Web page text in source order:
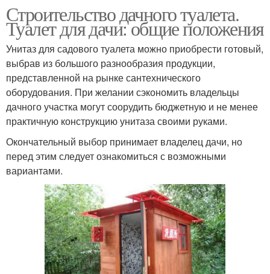
Туалет на даче Деревянный туалет
Туалет с выгребной
ямой
Строительство дачного туалета.
Туалет для дачи: общие положения
Унитаз для садового туалета можно приобрести готовый,
выбрав из большого разнообразия продукции,
представленной на рынке сантехнического
оборудования. При желании сэкономить владельцы
дачного участка могут соорудить бюджетную и не менее
практичную конструкцию унитаза своими руками.
Окончательный выбор принимает владелец дачи, но
перед этим следует ознакомиться с возможными
вариантами.